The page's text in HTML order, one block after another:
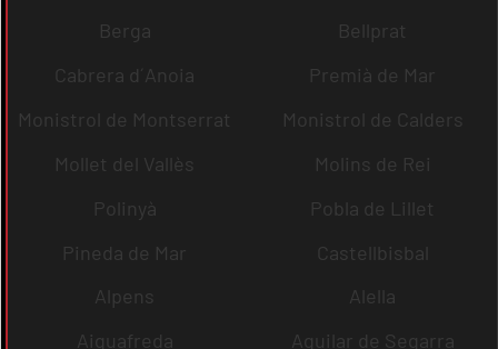
Berga
Bellprat
Cabrera d´Anoia
Premià de Mar
Monistrol de Montserrat
Monistrol de Calders
Mollet del Vallès
Molins de Rei
Polinyà
Pobla de Lillet
Pineda de Mar
Castellbisbal
Alpens
Alella
Aiguafreda
Aguilar de Segarra